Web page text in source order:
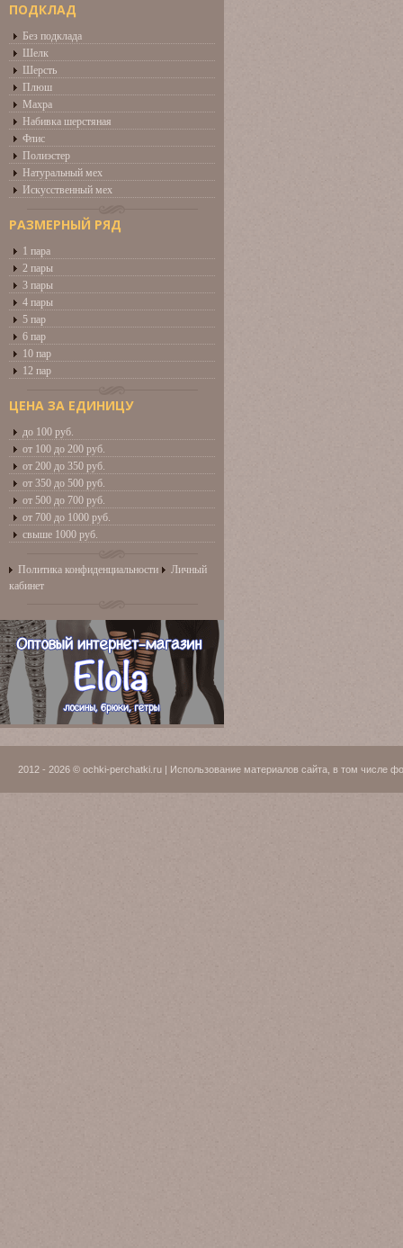
ПОДКЛАД
Без подклада
Шелк
Шерсть
Плюш
Махра
Набивка шерстяная
Флис
Полиэстер
Натуральный мех
Искусственный мех
РАЗМЕРНЫЙ РЯД
1 пара
2 пары
3 пары
4 пары
5 пар
6 пар
10 пар
12 пар
ЦЕНА ЗА ЕДИНИЦУ
до 100 руб.
от 100 до 200 руб.
от 200 до 350 руб.
от 350 до 500 руб.
от 500 до 700 руб.
от 700 до 1000 руб.
свыше 1000 руб.
Политика конфиденциальности
Личный
кабинет
2012 - 2026 © ochki-perchatki.ru | Использование материалов сайта, в том числе